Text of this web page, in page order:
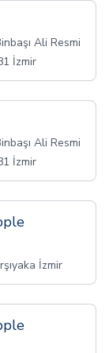
Ali Resmi
İzmir
Ali Resmi
İzmir
İzmir